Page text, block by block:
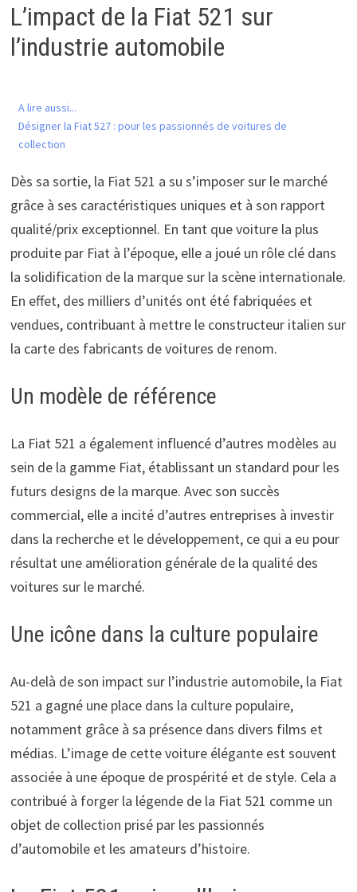
L’impact de la Fiat 521 sur
l’industrie automobile
A lire aussi...
Désigner la Fiat 527 : pour les passionnés de voitures de
collection
Dès sa sortie, la Fiat 521 a su s’imposer sur le marché
grâce à ses caractéristiques uniques et à son rapport
qualité/prix exceptionnel. En tant que voiture la plus
produite par Fiat à l’époque, elle a joué un rôle clé dans
la solidification de la marque sur la scène internationale.
En effet, des milliers d’unités ont été fabriquées et
vendues, contribuant à mettre le constructeur italien sur
la carte des fabricants de voitures de renom.
Un modèle de référence
La Fiat 521 a également influencé d’autres modèles au
sein de la gamme Fiat, établissant un standard pour les
futurs designs de la marque. Avec son succès
commercial, elle a incité d’autres entreprises à investir
dans la recherche et le développement, ce qui a eu pour
résultat une amélioration générale de la qualité des
voitures sur le marché.
Une icône dans la culture populaire
Au-delà de son impact sur l’industrie automobile, la Fiat
521 a gagné une place dans la culture populaire,
notamment grâce à sa présence dans divers films et
médias. L’image de cette voiture élégante est souvent
associée à une époque de prospérité et de style. Cela a
contribué à forger la légende de la Fiat 521 comme un
objet de collection prisé par les passionnés
d’automobile et les amateurs d’histoire.